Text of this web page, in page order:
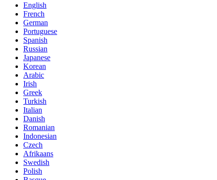
English
French
German
Portuguese
Spanish
Russian
Japanese
Korean
Arabic
Irish
Greek
Turkish
Italian
Danish
Romanian
Indonesian
Czech
Afrikaans
Swedish
Polish